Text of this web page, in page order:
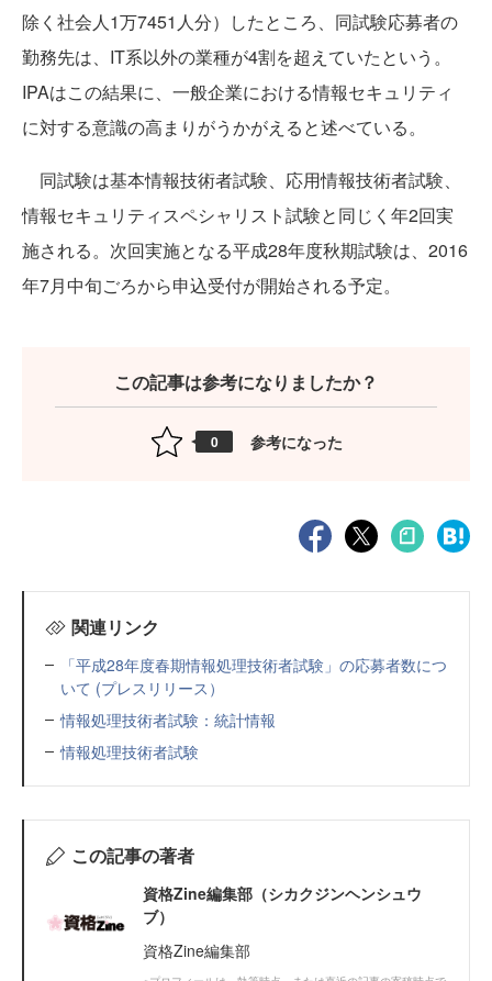
除く社会人1万7451人分）したところ、同試験応募者の
勤務先は、IT系以外の業種が4割を超えていたという。
IPAはこの結果に、一般企業における情報セキュリティ
に対する意識の高まりがうかがえると述べている。
同試験は基本情報技術者試験、応用情報技術者試験、
情報セキュリティスペシャリスト試験と同じく年2回実
施される。次回実施となる平成28年度秋期試験は、2016
年7月中旬ごろから申込受付が開始される予定。
この記事は参考になりましたか？
0 参考になった
関連リンク
「平成28年度春期情報処理技術者試験」の応募者数につ
いて (プレスリリース）
情報処理技術者試験：統計情報
情報処理技術者試験
この記事の著者
資格Zine編集部（シカクジンヘンシュウ
ブ）
資格Zine編集部